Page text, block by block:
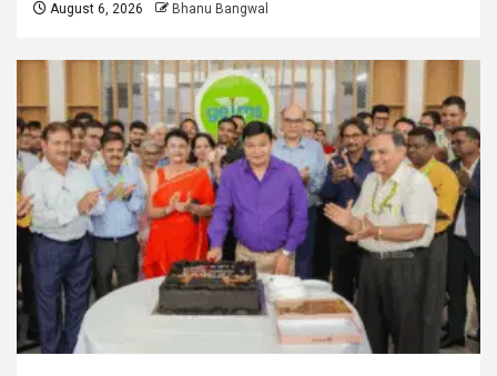
August 6, 2026 Bhanu Bangwal